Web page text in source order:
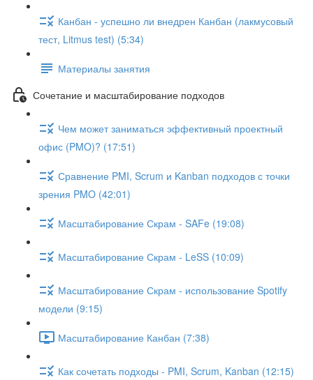
Канбан - успешно ли внедрен Канбан (лакмусовый
тест, Litmus test) (5:34)
Материалы занятия
Сочетание и масштабирование подходов
Чем может заниматься эффективный проектный
офис (PMO)? (17:51)
Сравнение PMI, Scrum и Kanban подходов с точки
зрения PMO (42:01)
Масштабирование Скрам - SAFe (19:08)
Масштабирование Скрам - LeSS (10:09)
Масштабирование Скрам - использование Spotify
модели (9:15)
Масштабирование Канбан (7:38)
Как сочетать подходы - PMI, Scrum, Kanban (12:15)